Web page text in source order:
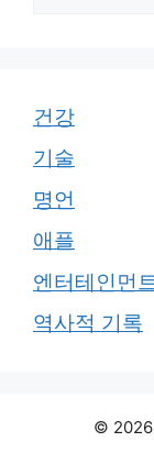
건강
기술
명언
애플
엔터테인먼
역사적 기록
© 2026